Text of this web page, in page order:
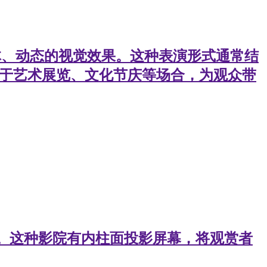
动态的视觉效果。这种表演形式通常结
艺术展览、文化节庆等场合，为观众带
这种影院有内柱面投影屏幕，将观赏者